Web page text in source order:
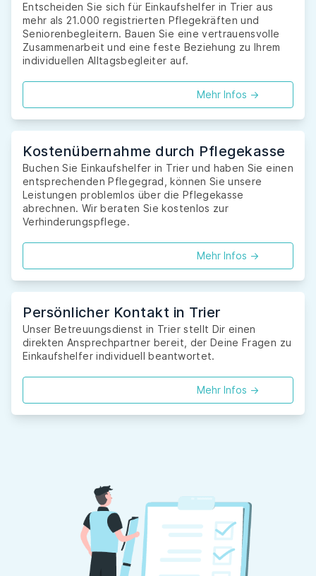
Entscheiden Sie sich für Einkaufshelfer in Trier aus
mehr als 21.000 registrierten Pflegekräften und
Seniorenbegleitern. Bauen Sie eine vertrauensvolle
Zusammenarbeit und eine feste Beziehung zu Ihrem
individuellen Alltagsbegleiter auf.
Mehr Infos ->
Kostenübernahme durch Pflegekasse
Buchen Sie Einkaufshelfer in Trier und haben Sie einen
entsprechenden Pflegegrad, können Sie unsere
Leistungen problemlos über die Pflegekasse
abrechnen. Wir beraten Sie kostenlos zur
Verhinderungspflege.
Mehr Infos ->
Persönlicher Kontakt in Trier
Unser Betreuungsdienst in Trier stellt Dir einen
direkten Ansprechpartner bereit, der Deine Fragen zu
Einkaufshelfer individuell beantwortet.
Mehr Infos ->